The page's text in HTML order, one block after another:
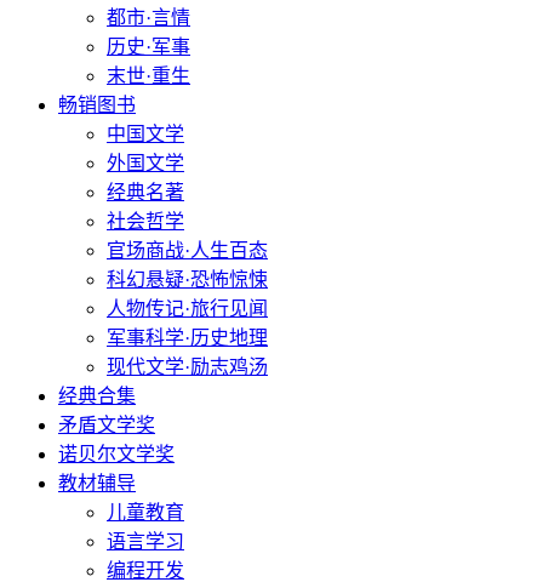
都市·言情
历史·军事
末世·重生
畅销图书
中国文学
外国文学
经典名著
社会哲学
官场商战·人生百态
科幻悬疑·恐怖惊悚
人物传记·旅行见闻
军事科学·历史地理
现代文学·励志鸡汤
经典合集
矛盾文学奖
诺贝尔文学奖
教材辅导
儿童教育
语言学习
编程开发